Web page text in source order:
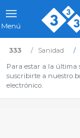
Menú
333 Sanidad
Para estar a la última
suscribirte a nuestro
electrónico.